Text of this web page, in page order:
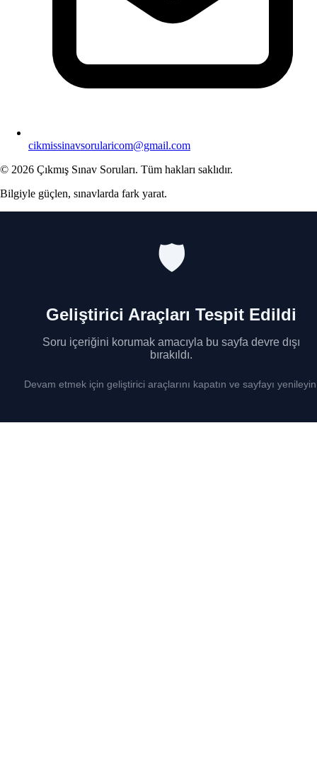
cikmissinavsorularicom@gmail.com
© 2026 Çıkmış Sınav Soruları. Tüm hakları saklıdır.
Bilgiyle güçlen, sınavlarda fark yarat.
🛡️
Geliştirici Araçları Tespit Edildi
Soru içeriğini korumak amacıyla bu sayfa devre dışı
bırakıldı.
Devam etmek için geliştirici araçlarını kapatın ve sayfayı